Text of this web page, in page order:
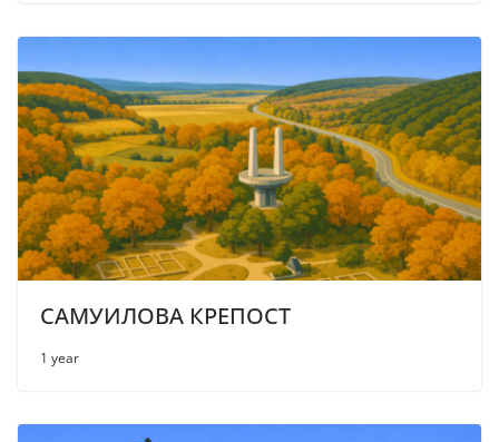
САМУИЛОВА КРЕПОСТ
1 year